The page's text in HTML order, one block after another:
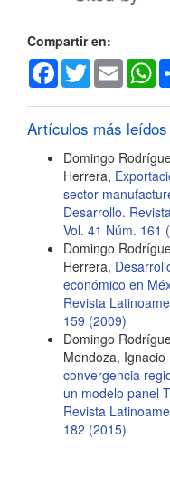
artículo
Compartir en:
Facebook
Twitter Email
Artículos más
Domingo
Herrera,
sector
Desarrollo.
Vol. 41 Núm. 161
Domingo
Herrera,
económico en
Revista
159 (2009)
Domingo
Mendoza, Ignacio
convergencia
un modelo panel
Revista
182 (2015)